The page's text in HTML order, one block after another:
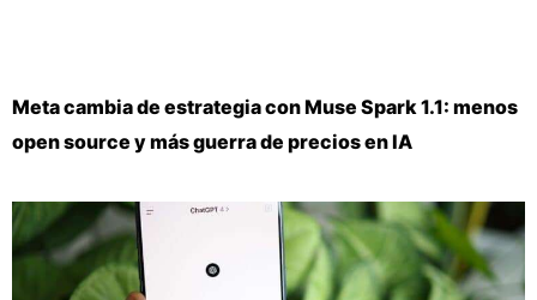
Meta cambia de estrategia con Muse Spark 1.1: menos
open source y más guerra de precios en IA